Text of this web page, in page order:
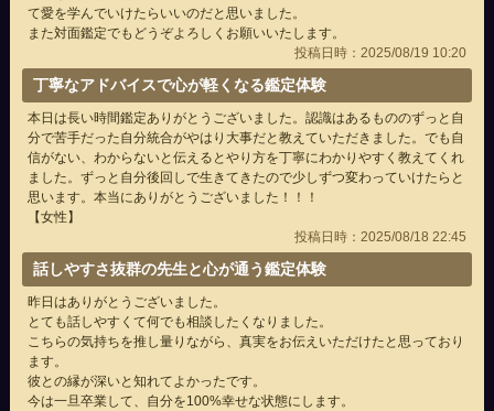
て愛を学んでいけたらいいのだと思いました。
また対面鑑定でもどうぞよろしくお願いいたします。
投稿日時：2025/08/19 10:20
丁寧なアドバイスで心が軽くなる鑑定体験
本日は長い時間鑑定ありがとうございました。認識はあるもののずっと自
分で苦手だった自分統合がやはり大事だと教えていただきました。でも自
信がない、わからないと伝えるとやり方を丁寧にわかりやすく教えてくれ
ました。ずっと自分後回しで生きてきたので少しずつ変わっていけたらと
思います。本当にありがとうございました！！！
【女性】
投稿日時：2025/08/18 22:45
話しやすさ抜群の先生と心が通う鑑定体験
昨日はありがとうございました。
とても話しやすくて何でも相談したくなりました。
こちらの気持ちを推し量りながら、真実をお伝えいただけたと思っており
ます。
彼との縁が深いと知れてよかったです。
今は一旦卒業して、自分を100%幸せな状態にします。